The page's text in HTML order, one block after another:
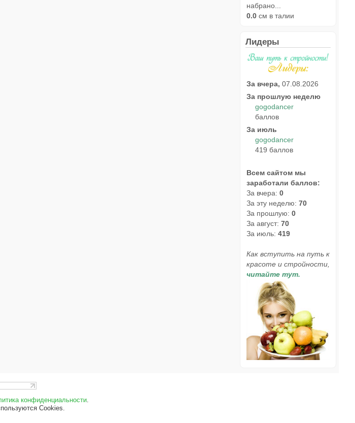
набрано...
0.0 см в талии
Лидеры
За вчера, 07.08.2026
За прошлую неделю
gogodancer
баллов
За июль
gogodancer
419 баллов
Всем сайтом мы
заработали баллов:
За вчера: 0
За эту неделю: 70
За прошлую: 0
За август: 70
За июль: 419
Как вступить на путь к
красоте и стройности,
читайте тут.
конфиденциальности.
Cookies.